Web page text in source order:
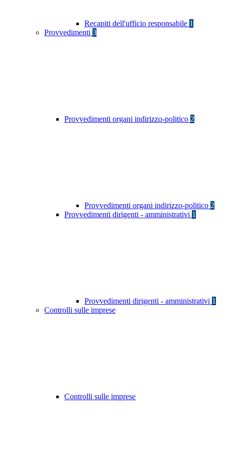
Recapiti dell'ufficio responsabile 1
Provvedimenti 3
Provvedimenti organi indirizzo-politico 2
Provvedimenti organi indirizzo-politico 2
Provvedimenti dirigenti - amministrativi 1
Provvedimenti dirigenti - amministrativi 1
Controlli sulle imprese
Controlli sulle imprese